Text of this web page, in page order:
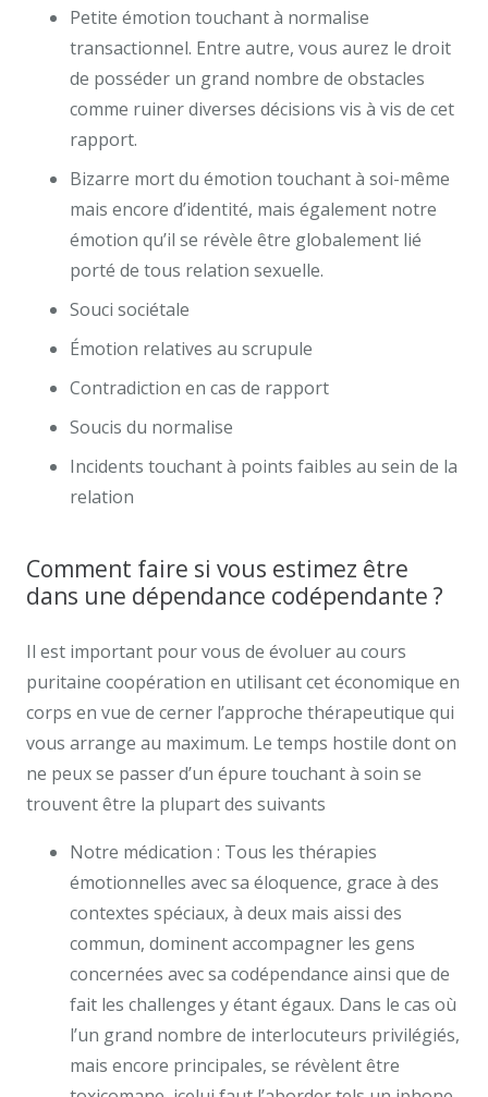
Petite émotion touchant à normalise
transactionnel. Entre autre, vous aurez le droit
de posséder un grand nombre de obstacles
comme ruiner diverses décisions vis à vis de cet
rapport.
Bizarre mort du émotion touchant à soi-même
mais encore d’identité, mais également notre
émotion qu’il se révèle être globalement lié
porté de tous relation sexuelle.
Souci sociétale
Émotion relatives au scrupule
Contradiction en cas de rapport
Soucis du normalise
Incidents touchant à points faibles au sein de la
relation
Comment faire si vous estimez être
dans une dépendance codépendante ?
Il est important pour vous de évoluer au cours
puritaine coopération en utilisant cet économique en
corps en vue de cerner l’approche thérapeutique qui
vous arrange au maximum. Le temps hostile dont on
ne peux se passer d’un épure touchant à soin se
trouvent être la plupart des suivants
Notre médication : Tous les thérapies
émotionnelles avec sa éloquence, grace à des
contextes spéciaux, à deux mais aissi des
commun, dominent accompagner les gens
concernées avec sa codépendance ainsi que de
fait les challenges y étant égaux. Dans le cas où
l’un grand nombre de interlocuteurs privilégiés,
mais encore principales, se révèlent être